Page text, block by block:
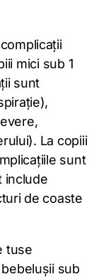
mici sub 1
sunt
La copiii
sunt
include
de coaste
tuse
sub